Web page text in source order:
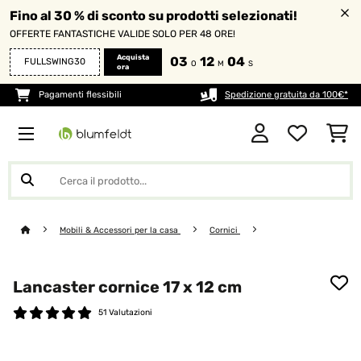
Fino al 30 % di sconto su prodotti selezionati!
OFFERTE FANTASTICHE VALIDE SOLO PER 48 ORE!
FULLSWING30
Acquista
ora
03 O 12 M 04 S
Pagamenti flessibili Spedizione gratuita da 100€*
Mobili & Accessori per la casa Cornici
Lancaster cornice 17 x 12 cm
51 Valutazioni